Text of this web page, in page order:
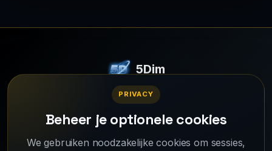
5Dim
Een online strategisch simulatiespel voor meerdere spelers.
Wiki Gidsen Waarom 5Dim?
PRIVACY
Beheer je optionele cookies
We gebruiken noodzakelijke cookies om sessies,